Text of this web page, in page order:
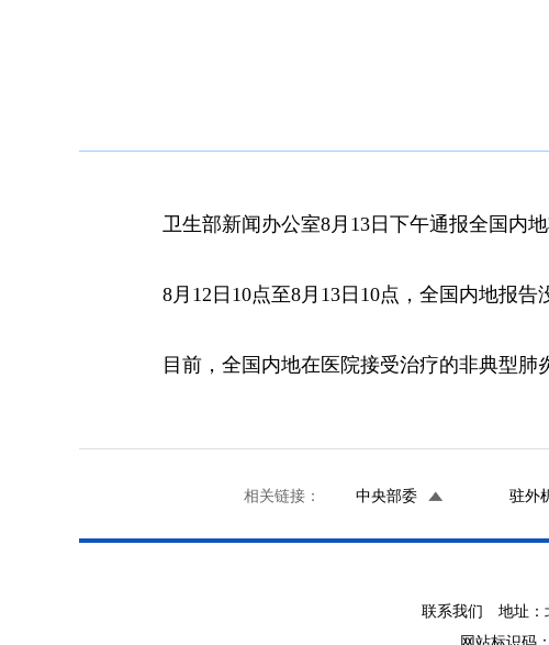
卫生部新闻办公室8月13日下午通报全国内地
8月12日10点至8月13日10点，全国内地报告
目前，全国内地在医院接受治疗的非典型肺
相关链接： 中央部委 驻外
联系我们 地址：